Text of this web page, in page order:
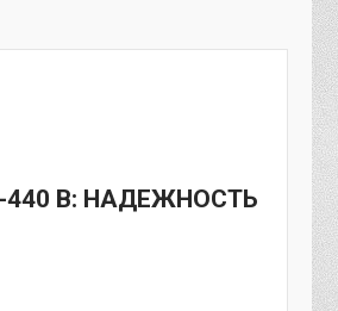
440 В: НАДЕЖНОСТЬ